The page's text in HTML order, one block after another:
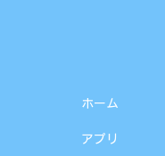
ホーム
アプリ